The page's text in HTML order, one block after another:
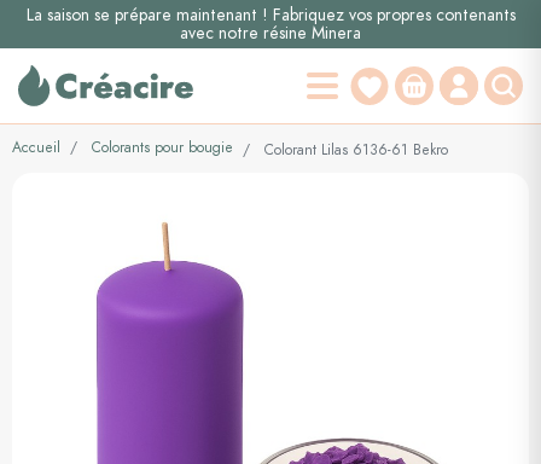
La saison se prépare maintenant ! Fabriquez vos propres contenants
avec notre résine Minera
Accueil Colorants pour bougie Colorant Lilas 6136-61 Bekro